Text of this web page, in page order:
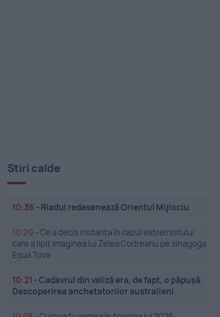
Stiri calde
10:36 - Riadul redesenează Orientul Mijlociu
10:29 -Ce a decis instanța în cazul extremistului
care a lipit imaginea lui Zelea Codreanu pe sinagoga
Eșua Tova
10:21 -Cadavrul din valiză era, de fapt, o păpușă.
Descoperirea anchetatorilor australieni